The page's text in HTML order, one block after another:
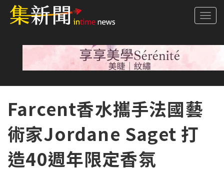
Farcent香水攜手法國藝
術家Jordane Saget 打
造40週年限定香氛